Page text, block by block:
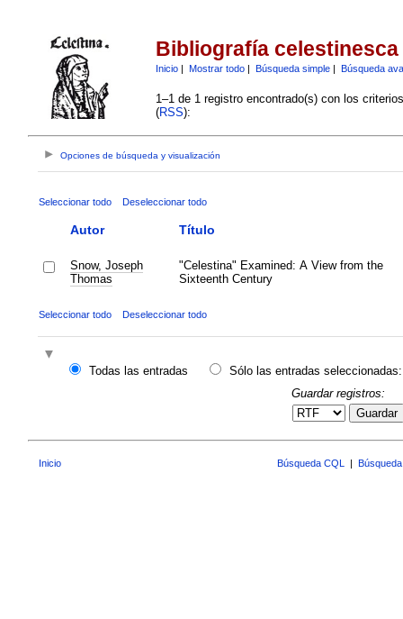
Bibliografía celestinesca
Inicio| Mostrar todo| Búsqueda simple| Búsqueda
1–1 de 1 registro encontrado(s) con los
(RSS):
Opciones de búsqueda y visualización
Seleccionar todo Deseleccionar todo
Autor Título
Snow, Joseph
Thomas
"Celestina" Examined: A View from the
Sixteenth Century
Seleccionar todo Deseleccionar todo
Todas las entradas
Sólo las entradas seleccionadas:
Guardar registros:
Guardar
Inicio Búsqueda CQL